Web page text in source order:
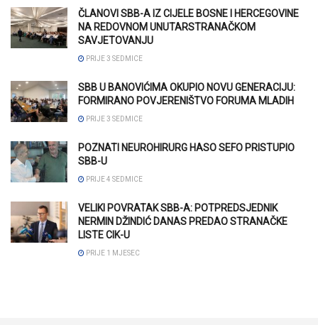
ČLANOVI SBB-A IZ CIJELE BOSNE I HERCEGOVINE
NA REDOVNOM UNUTARSTRANAČKOM
SAVJETOVANJU
PRIJE 3 SEDMICE
SBB U BANOVIĆIMA OKUPIO NOVU GENERACIJU:
FORMIRANO POVJERENIŠTVO FORUMA MLADIH
PRIJE 3 SEDMICE
POZNATI NEUROHIRURG HASO SEFO PRISTUPIO
SBB-U
PRIJE 4 SEDMICE
VELIKI POVRATAK SBB-A: POTPREDSJEDNIK
NERMIN DŽINDIĆ DANAS PREDAO STRANAČKE
LISTE CIK-U
PRIJE 1 MJESEC